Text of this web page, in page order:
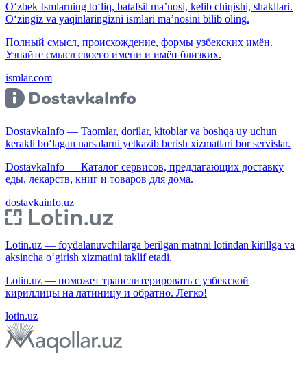
O‘zbek Ismlarning to‘liq, batafsil ma’nosi, kelib chiqishi, shakllari.
O‘zingiz va yaqinlaringizni ismlari ma’nosini bilib oling.
Полный смысл, происхождение, формы узбекских имён.
Узнайте смысл своего имени и имён близких.
ismlar.com
DostavkaInfo — Taomlar, dorilar, kitoblar va boshqa uy uchun
kerakli bo‘lagan narsalarni yetkazib berish xizmatlari bor servislar.
DostavkaInfo — Каталог сервисов, предлагающих доставку
еды, лекарств, книг и товаров для дома.
dostavkainfo.uz
Lotin.uz — foydalanuvchilarga berilgan matnni lotindan kirillga va
aksincha o‘girish xizmatini taklif etadi.
Lotin.uz — поможет транслитерировать с узбекской
кириллицы на латиницу и обратно. Легко!
lotin.uz